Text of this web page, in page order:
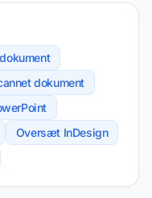
dokument
Oversæt InDesign